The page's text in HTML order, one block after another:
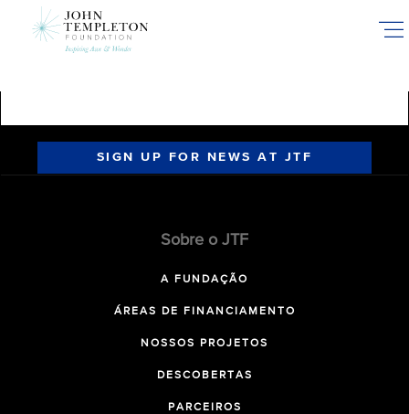
SIGN UP FOR NEWS AT JTF
Sobre o JTF
A FUNDAÇÃO
ÁREAS DE FINANCIAMENTO
NOSSOS PROJETOS
DESCOBERTAS
PARCEIROS